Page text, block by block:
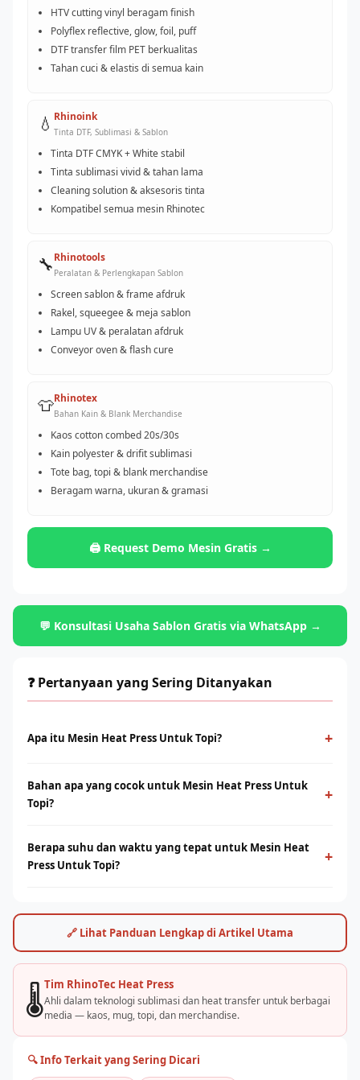
HTV cutting vinyl beragam finish
Polyflex reflective, glow, foil, puff
DTF transfer film PET berkualitas
Tahan cuci & elastis di semua kain
💧 Rhinoink
Tinta DTF, Sublimasi & Sablon
Tinta DTF CMYK + White stabil
Tinta sublimasi vivid & tahan lama
Cleaning solution & aksesoris tinta
Kompatibel semua mesin Rhinotec
🔧Rhinotools
Peralatan & Perlengkapan Sablon
Screen sablon & frame afdruk
Rakel, squeegee & meja sablon
Lampu UV & peralatan afdruk
Conveyor oven & flash cure
👕Rhinotex
Bahan Kain & Blank Merchandise
Kaos cotton combed 20s/30s
Kain polyester & drifit sublimasi
Tote bag, topi & blank merchandise
Beragam warna, ukuran & gramasi
🖨️ Request Demo Mesin Gratis →
💬 Konsultasi Usaha Sablon Gratis via WhatsApp →
❓ Pertanyaan yang Sering Ditanyakan
Apa itu Mesin Heat Press Untuk Topi? +
menggunakan panas dan tekanan untuk mentransfer tinta ke
media berbahan polyester. Menghasilkan warna tajam, tahan
Bahan apa yang cocok untuk Mesin Heat Press Untuk
Topi?
+
campuran poly tinggi. Untuk kaos cotton, teknologi DTF dari
Rhino Indonesia bisa menjadi alternatif terbaik.
Berapa suhu dan waktu yang tepat untuk Mesin Heat
Press Untuk Topi?
+
jenis bahan dan mesin. Rhino Indonesia menyediakan panduan
settingan optimal dan pelatihan langsung.
🔗 Lihat Panduan Lengkap di Artikel Utama
🌡️Tim RhinoTec Heat Press
Ahli dalam teknologi sublimasi dan heat transfer untuk berbagai
media — kaos, mug, topi, dan merchandise.
🔍 Info Terkait yang Sering Dicari